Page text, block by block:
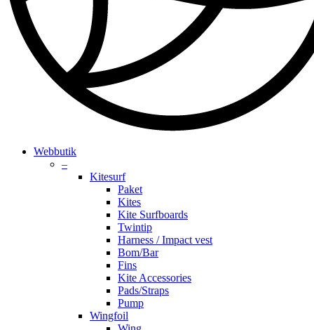
search
account
Menu
Webbutik
–
Kitesurf
Paket
Kites
Kite Surfboards
Twintip
Harness / Impact vest
Bom/Bar
Fins
Kite Accessories
Pads/Straps
Pump
Wingfoil